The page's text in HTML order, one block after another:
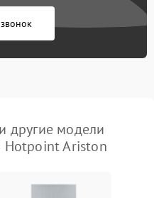
другие модели
Hotpoint Ariston